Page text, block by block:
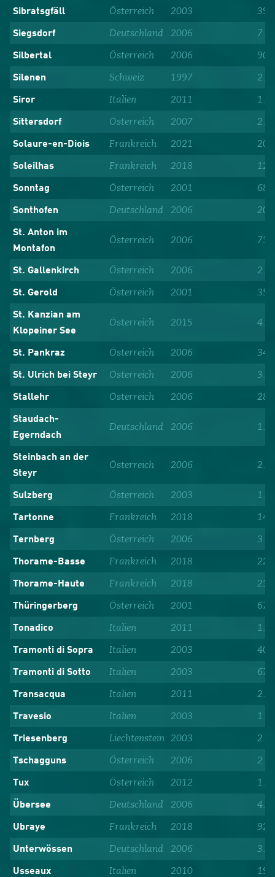
Sibratsgfäll Österreich 2003 396
Siegsdorf Deutschland 2006
Silbertal Österreich 2006 903
Silenen Schweiz 1997
Siror Italien 2011
Sittersdorf Österreich 2007
Solaure-en-Diois Frankreich 2021 201
Soleilhas Frankreich 2018 122
Sonntag Österreich 2001 682
Sonthofen Deutschland 2006
St. Anton im
Montafon
Österreich 2006 734
St. Gallenkirch Österreich 2006
St. Gerold Österreich 2001 356
St. Kanzian am
Klopeiner See
Österreich 2015
St. Pankraz Österreich 2006 340
St. Ulrich bei Steyr Österreich 2006
Stallehr Österreich 2006 284
Staudach-
Egerndach
Deutschland 2006
Steinbach an der
Steyr
Österreich 2006
Sulzberg Österreich 2003
Tartonne Frankreich 2018 145
Ternberg Österreich 2006
Thorame-Basse Frankreich 2018 221
Thorame-Haute Frankreich 2018 238
Thüringerberg Österreich 2001 677
Tonadico Italien 2011
Tramonti di Sopra Italien 2003 409
Tramonti di Sotto Italien 2003 670
Transacqua Italien 2011
Travesio Italien 2003
Triesenberg Liechtenstein 2003
Tschagguns Österreich 2006
Tux Österreich 2012
Übersee Deutschland 2006
Ubraye Frankreich 2018 92
Unterwössen Deutschland 2006
Usseaux Italien 2010 191